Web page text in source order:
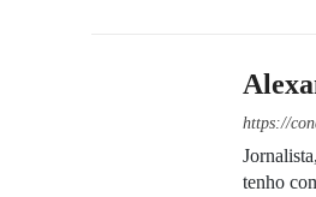
https://
tenho